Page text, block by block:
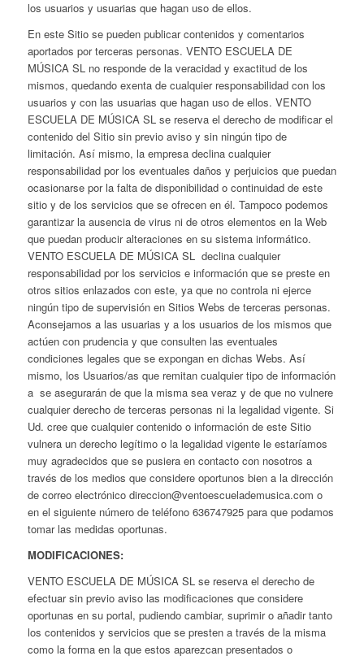
los usuarios y usuarias que hagan uso de ellos.
En este Sitio se pueden publicar contenidos y comentarios
aportados por terceras personas. VENTO ESCUELA DE
MÚSICA SL no responde de la veracidad y exactitud de los
mismos, quedando exenta de cualquier responsabilidad con los
usuarios y con las usuarias que hagan uso de ellos. VENTO
ESCUELA DE MÚSICA SL se reserva el derecho de modificar el
contenido del Sitio sin previo aviso y sin ningún tipo de
limitación. Así mismo, la empresa declina cualquier
responsabilidad por los eventuales daños y perjuicios que puedan
ocasionarse por la falta de disponibilidad o continuidad de este
sitio y de los servicios que se ofrecen en él. Tampoco podemos
garantizar la ausencia de virus ni de otros elementos en la Web
que puedan producir alteraciones en su sistema informático.
VENTO ESCUELA DE MÚSICA SL declina cualquier
responsabilidad por los servicios e información que se preste en
otros sitios enlazados con este, ya que no controla ni ejerce
ningún tipo de supervisión en Sitios Webs de terceras personas.
Aconsejamos a las usuarias y a los usuarios de los mismos que
actúen con prudencia y que consulten las eventuales
condiciones legales que se expongan en dichas Webs. Así
mismo, los Usuarios/as que remitan cualquier tipo de información
a se asegurarán de que la misma sea veraz y de que no vulnere
cualquier derecho de terceras personas ni la legalidad vigente. Si
Ud. cree que cualquier contenido o información de este Sitio
vulnera un derecho legítimo o la legalidad vigente le estaríamos
muy agradecidos que se pusiera en contacto con nosotros a
través de los medios que considere oportunos bien a la dirección
de correo electrónico direccion@ventoescuelademusica.com o
en el siguiente número de teléfono 636747925 para que podamos
tomar las medidas oportunas.
MODIFICACIONES:
VENTO ESCUELA DE MÚSICA SL se reserva el derecho de
efectuar sin previo aviso las modificaciones que considere
oportunas en su portal, pudiendo cambiar, suprimir o añadir tanto
los contenidos y servicios que se presten a través de la misma
como la forma en la que estos aparezcan presentados o